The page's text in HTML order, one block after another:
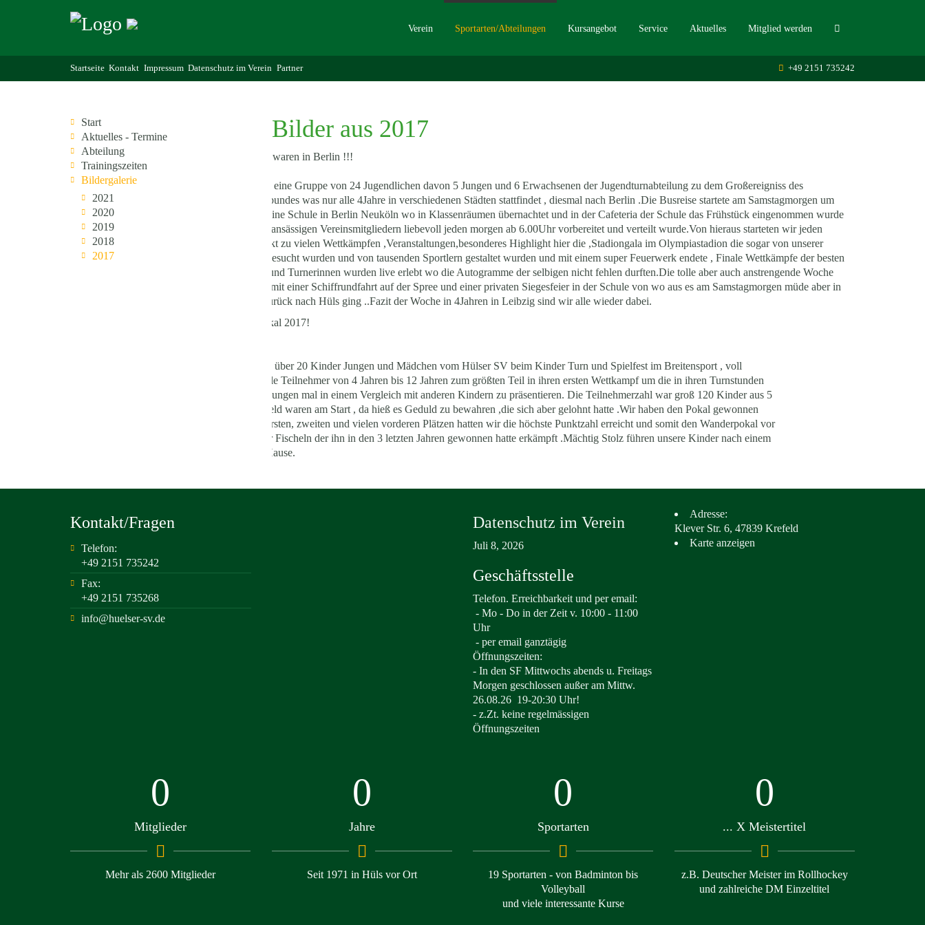
Verein Sportarten/Abteilungen Kursangebot Service Aktuelles Mitglied werden
Startseite Kontakt Impressum Datenschutz im Verein Partner +49 2151 735242
Bilder aus 2017
Berlin ,Berlin ,wir waren in Berlin !!!
Vom 3.6-10.6 fuhr eine Gruppe von 24 Jugendlichen davon 5 Jungen und 6 Erwachsenen der Jugendturnabteilung zu dem Großereigniss des
Deutschen Turnerbundes was nur alle 4Jahre in verschiedenen Städten stattfindet , diesmal nach Berlin .Die Busreise startete am Samstagmorgen um
6.00Uhr das Ziel eine Schule in Berlin Neuköln wo in Klassenräumen übernachtet und in der Cafeteria der Schule das Frühstück eingenommen wurde
,was von den dort ansässigen Vereinsmitgliedern liebevoll jeden morgen ab 6.00Uhr vorbereitet und verteilt wurde.Von hieraus starteten wir jeden
Morgen gut gestärkt zu vielen Wettkämpfen ,Veranstaltungen,besonderes Highlight hier die ,Stadiongala im Olympiastadion die sogar von unserer
Bundeskanzlerin besucht wurden und von tausenden Sportlern gestaltet wurden und mit einem super Feuerwerk endete , Finale Wettkämpfe der besten
deutschen Turner und Turnerinnen wurden live erlebt wo die Autogramme der selbigen nicht fehlen durften.Die tolle aber auch anstrengende Woche
endete am Freitag mit einer Schiffrundfahrt auf der Spree und einer privaten Siegesfeier in der Schule von wo aus es am Samstagmorgen müde aber in
guter Stimmung zurück nach Hüls ging ..Fazit der Woche in 4Jahren in Leibzig sind wir alle wieder dabei.
Wir haben den Pokal 2017!
Am 1 Juli starteten über 20 Kinder Jungen und Mädchen vom Hülser SV beim Kinder Turn und Spielfest im Breitensport , voll
motiviert starten alle Teilnehmer von 4 Jahren bis 12 Jahren zum größten Teil in ihren ersten Wettkampf um die in ihren Turnstunden
fleißig geübten Übungen mal in einem Vergleich mit anderen Kindern zu präsentieren. Die Teilnehmerzahl war groß 120 Kinder aus 5
Vereinen aus Krefeld waren am Start , da hieß es Geduld zu bewahren ,die sich aber gelohnt hatte .Wir haben den Pokal gewonnen
,durch die vielen ersten, zweiten und vielen vorderen Plätzen hatten wir die höchste Punktzahl erreicht und somit den Wanderpokal vor
dem Lokalmatador Fischeln der ihn in den 3 letzten Jahren gewonnen hatte erkämpft .Mächtig Stolz führen unsere Kinder nach einem
langen Tag nach Hause.
Start
Aktuelles - Termine
Abteilung
Trainingszeiten
Bildergalerie
2021
2020
2019
2018
2017
Kontakt/Fragen
Telefon:
+49 2151 735242
Fax:
+49 2151 735268
info@huelser-sv.de
Datenschutz im Verein
Juli 8, 2026
Geschäftsstelle
Telefon. Erreichbarkeit und per email:
- Mo - Do in der Zeit v. 10:00 - 11:00
Uhr
- per email ganztägig
Öffnungszeiten:
- In den SF Mittwochs abends u. Freitags
Morgen geschlossen außer am Mittw.
26.08.26 19-20:30 Uhr!
- z.Zt. keine regelmässigen
Öffnungszeiten
Adresse:
Klever Str. 6, 47839 Krefeld
Karte anzeigen
0
Mitglieder
Mehr als 2600 Mitglieder
0
Jahre
Seit 1971 in Hüls vor Ort
0
Sportarten
19 Sportarten - von Badminton bis
Volleyball
und viele interessante Kurse
0
... X Meistertitel
z.B. Deutscher Meister im Rollhockey
und zahlreiche DM Einzeltitel